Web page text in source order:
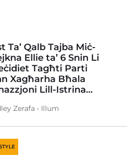
Ta’ Qalb Tajba Miċ-
Ellie ta’ 6 Snin Li
Tagħti Parti
Xagħarha Bħala
Lill-Istrina…
Zerafa • Illum